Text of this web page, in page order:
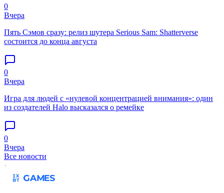
0
Вчера
Пять Сэмов сразу: релиз шутера Serious Sam: Shatterverse
состоится до конца августа
0
Вчера
Игра для людей с «нулевой концентрацией внимания»: один
из создателей Halo высказался о ремейке
0
Вчера
Все новости